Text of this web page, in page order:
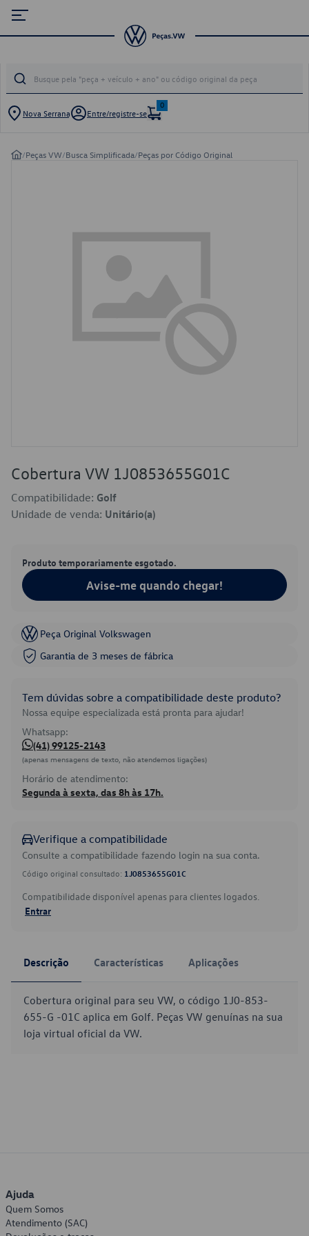
Nova Serrana Entre/registre-se
0
/Peças VW/Busca Simplificada/Peças por Código Original
Cobertura VW 1J0853655G01C
Compatibilidade: Golf
Unidade de venda: Unitário(a)
Produto temporariamente esgotado.
Avise-me quando chegar!
Peça Original Volkswagen
Garantia de 3 meses de fábrica
Tem dúvidas sobre a compatibilidade deste produto?
Nossa equipe especializada está pronta para ajudar!
Whatsapp:
(41) 99125-2143
(apenas mensagens de texto, não atendemos ligações)
Horário de atendimento:
Segunda à sexta, das 8h às 17h.
Verifique a compatibilidade
Consulte a compatibilidade fazendo login na sua conta.
Código original consultado: 1J0853655G01C
Compatibilidade disponível apenas para clientes logados.
Entrar
Descrição Características Aplicações
Cobertura original para seu VW, o código 1J0-853-
655-G -01C aplica em Golf. Peças VW genuínas na sua
loja virtual oficial da VW.
Ajuda
Quem Somos
Atendimento (SAC)